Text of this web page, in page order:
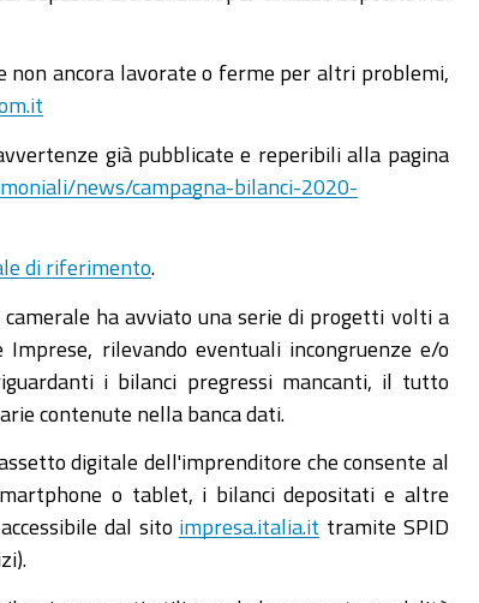
ancora lavorate o ferme per altri problemi,
già pubblicate e reperibili alla pagina
news/campagna-bilanci-2020-
di riferimento
ha avviato una serie di progetti volti a
rilevando eventuali incongruenze e/o
i bilanci pregressi mancanti, il tutto
contenute nella banca dati.
digitale dell'imprenditore che consente al
o tablet, i bilanci depositati e altre
dal sito impresa.italia.it tramite SPID